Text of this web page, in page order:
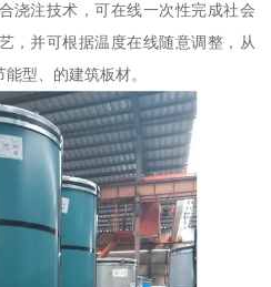
浇注技术，可在线一次性完成社会
，并可根据温度在线随意调整，从
型、的建筑板材。